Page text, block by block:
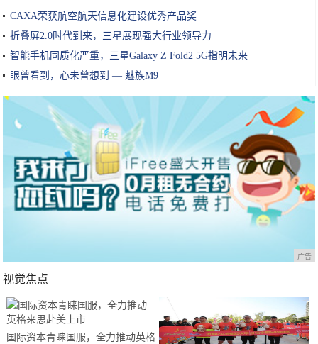
CAXA荣获航空航天信息化建设优秀产品奖
折叠屏2.0时代到来，三星展现强大行业领导力
智能手机同质化严重，三星Galaxy Z Fold2 5G指明未来
眼曾看到，心未曾想到 — 魅族M9
广告
视觉焦点
国际资本青睐国服，全力推动英格